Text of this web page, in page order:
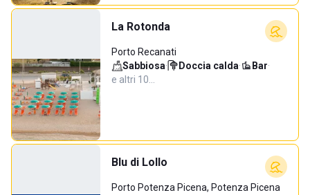
La Rotonda
Porto Recanati
Sabbiosa· Doccia calda· Bar·
e altri 10…
Blu di Lollo
Porto Potenza Picena, Potenza Picena